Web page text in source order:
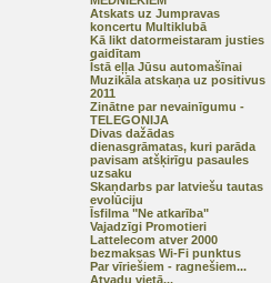
Atskats uz Jumpravas
koncertu Multiklubā
Kā likt datormeistaram justies
gaidītam
Īstā eļļa Jūsu automašīnai
Muzikāla atskaņa uz positivus
2011
Zinātne par nevainīgumu -
TELEGONIJA
Divas dažādas
dienasgrāmatas, kuri parāda
pavisam atšķirīgu pasaules
uzsaku
Skaņdarbs par latviešu tautas
evolūciju
Īsfilma "Ne atkarība"
Vajadzīgi Promotieri
Lattelecom atver 2000
bezmaksas Wi-Fi punktus
Par vīriešiem - ragnešiem...
Atvadu vietā...